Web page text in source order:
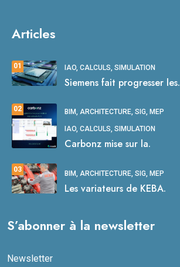
Articles
01 IAO, CALCULS, SIMULATION
Siemens fait progresser les.
02 BIM, ARCHITECTURE, SIG, MEP
IAO, CALCULS, SIMULATION
Carbonz mise sur la.
03 BIM, ARCHITECTURE, SIG, MEP
Les variateurs de KEBA.
S’abonner à la newsletter
Newsletter